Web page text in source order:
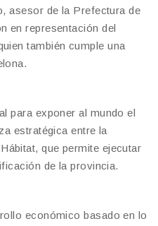
asesor de la Prefectura de
en representación del
también cumple una
para exponer al mundo el
estratégica entre la
que permite ejecutar
de la provincia.
económico basado en lo